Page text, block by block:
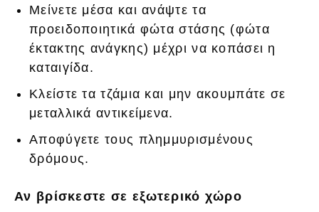
Μείνετε μέσα και ανάψτε τα
προειδοποιητικά φώτα στάσης (φώτα
έκτακτης ανάγκης) μέχρι να κοπάσει η
καταιγίδα.
Κλείστε τα τζάμια και μην ακουμπάτε σε
μεταλλικά αντικείμενα.
Αποφύγετε τους πλημμυρισμένους
δρόμους.
Αν βρίσκεστε σε εξωτερικό χώρο